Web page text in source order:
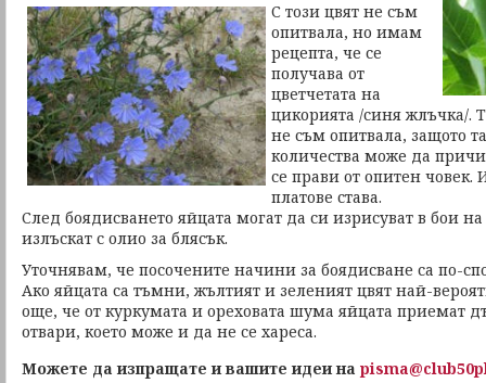
С този цвят не съм
опитвала, но имам
рецепта, че се
получава от
цветчетата на
цикорията /синя жлъчка/.
не съм опитвала, защото
количества може да
се прави от опитен човек.
платове става.
След боядисването яйцата могат да си изрисуват в бои
излъскат с олио за блясък.
Уточнявам, че посочените начини за боядисване са по-
Ако яйцата са тъмни, жълтият и зеленият цвят най-
още, че от куркумата и ореховата шума яйцата приемат
отвари, което може и да не се хареса.
Можете да изпращате и вашите идеи на